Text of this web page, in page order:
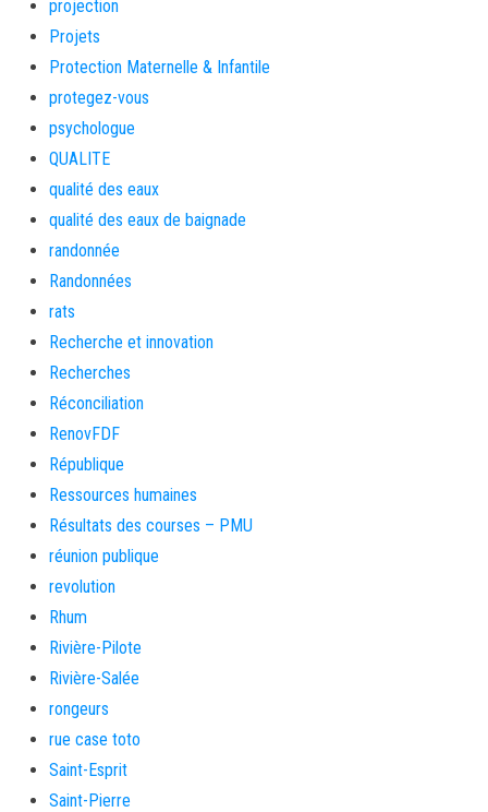
projection
Projets
Protection Maternelle & Infantile
protegez-vous
psychologue
QUALITE
qualité des eaux
qualité des eaux de baignade
randonnée
Randonnées
rats
Recherche et innovation
Recherches
Réconciliation
RenovFDF
République
Ressources humaines
Résultats des courses – PMU
réunion publique
revolution
Rhum
Rivière-Pilote
Rivière-Salée
rongeurs
rue case toto
Saint-Esprit
Saint-Pierre